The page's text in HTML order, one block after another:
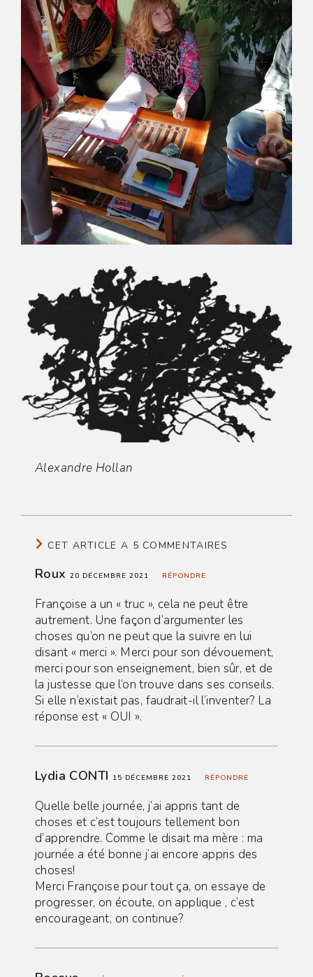
Alexandre Hollan
CET ARTICLE A 5 COMMENTAIRES
Roux 20 DÉCEMBRE 2021 RÉPONDRE
Françoise a un « truc », cela ne peut être
autrement. Une façon d’argumenter les
choses qu’on ne peut que la suivre en lui
disant « merci ». Merci pour son dévouement,
merci pour son enseignement, bien sûr, et de
la justesse que l’on trouve dans ses conseils.
Si elle n’existait pas, faudrait-il l’inventer? La
réponse est « OUI ».
Lydia CONTI 15 DÉCEMBRE 2021 RÉPONDRE
Quelle belle journée, j’ai appris tant de
choses et c’est toujours tellement bon
d’apprendre. Comme le disait ma mère : ma
journée a été bonne j’ai encore appris des
choses!
Merci Françoise pour tout ça, on essaye de
progresser, on écoute, on applique , c’est
encourageant, on continue?